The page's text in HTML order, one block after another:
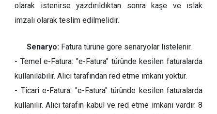
olarak istenirse yazdırıldıktan sonra kaşe ve ıslak
imzalı olarak teslim edilmelidir.
Senaryo: Fatura türüne göre senaryolar listelenir.
- Temel e-Fatura: "e-Fatura" türünde kesilen faturalarda
kullanılabilir. Alıcı tarafından red etme imkanı yoktur.
- Ticari e-Fatura: "e-Fatura" türünde kesilen faturalarda
kullanılır. Alıcı tarafın kabul ve red etme imkanı vardır. 8